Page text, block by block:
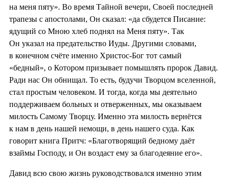
на меня пяту». Во время Тайной вечери, Своей последней
трапезы с апостолами, Он сказал: «да сбудется Писание:
ядущий со Мною хлеб поднял на Меня пяту». Так
Он указал на предательство Иуды. Другими словами,
в конечном счёте именно Христос-Бог тот самый
«бедный», о Котором призывает помышлять пророк Давид.
Ради нас Он обнищал. То есть, будучи Творцом вселенной,
стал простым человеком. И тогда, когда мы деятельно
поддерживаем больных и отверженных, мы оказываем
милость Самому Творцу. Именно эта милость вернётся
к нам в день нашей немощи, в день нашего суда. Как
говорит книга Притч: «Благотворящий бедному даёт
взаймы Господу, и Он воздаст ему за благодеяние его».
Давид всю свою жизнь руководствовался именно этим